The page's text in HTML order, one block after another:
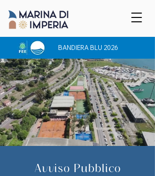
BANDIERA BLU 2026
Avviso Pubblico